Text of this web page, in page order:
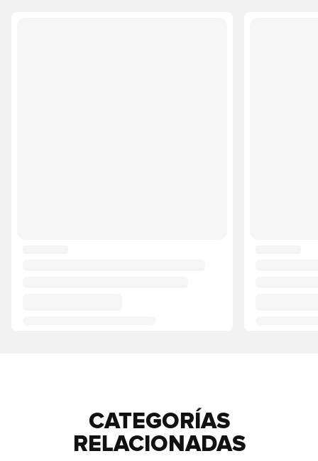
CATEGORÍAS
RELACIONADAS